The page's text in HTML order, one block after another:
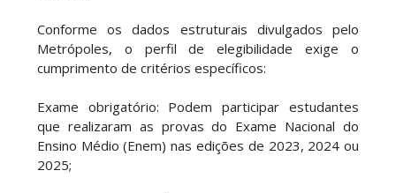
Conforme os dados estruturais divulgados pelo
Metrópoles, o perfil de elegibilidade exige o
cumprimento de critérios específicos:
Exame obrigatório: Podem participar estudantes
que realizaram as provas do Exame Nacional do
Ensino Médio (Enem) nas edições de 2023, 2024 ou
2025;